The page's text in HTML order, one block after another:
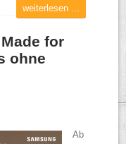
weiterlesen ...
for
ohne
Ab